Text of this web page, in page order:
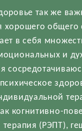
так же
общего
в себя
и
когнитивно-
терапия (РЭПТ),